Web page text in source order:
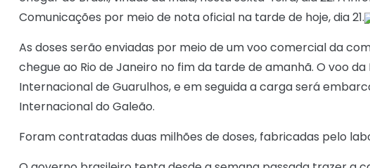
Comunicações por meio de nota oficial na tarde de hoje, dia 21.
As doses serão enviadas por meio de um voo comercial da
chegue ao Rio de Janeiro no fim da tarde de amanhã. O voo
Internacional de Guarulhos, e em seguida a carga será
Internacional do Galeão.
Foram contratadas duas milhões de doses, fabricadas pelo